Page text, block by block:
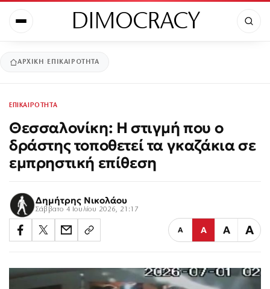
DIMOCRACY
ΑΡΧΙΚΉ ΕΠΙΚΑΙΡΟΤΗΤΑ
ΕΠΙΚΑΙΡΟΤΗΤΑ
Θεσσαλονίκη: Η στιγμή που ο
δράστης τοποθετεί τα γκαζάκια σε
εμπρηστική επίθεση
Δημήτρης Νικολάου
Σάββατο 4 Ιουλίου 2026, 21:17
Α Α Α Α